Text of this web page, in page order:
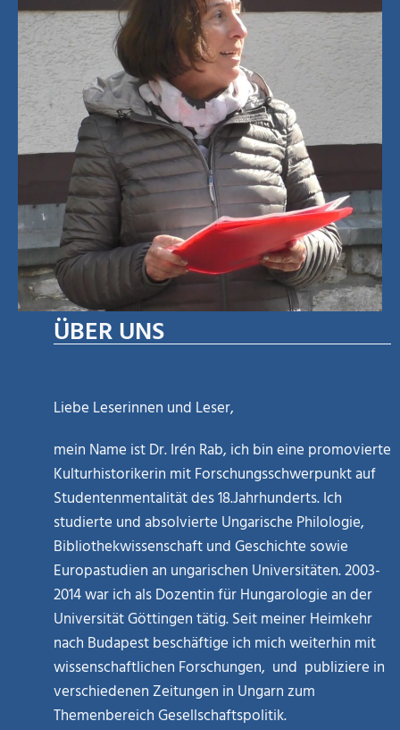
ÜBER UNS
Liebe Leserinnen und Leser,
mein Name ist Dr. Irén Rab, ich bin eine promovierte
Kulturhistorikerin mit Forschungsschwerpunkt auf
Studentenmentalität des 18.Jahrhunderts. Ich
studierte und absolvierte Ungarische Philologie,
Bibliothekwissenschaft und Geschichte sowie
Europastudien an ungarischen Universitäten. 2003-
2014 war ich als Dozentin für Hungarologie an der
Universität Göttingen tätig. Seit meiner Heimkehr
nach Budapest beschäftige ich mich weiterhin mit
wissenschaftlichen Forschungen, und publiziere in
verschiedenen Zeitungen in Ungarn zum
Themenbereich Gesellschaftspolitik.